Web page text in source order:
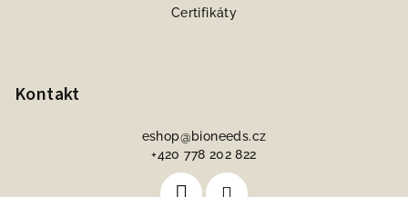
Certifikáty
Kontakt
eshop@bioneeds.cz
+420 778 202 822